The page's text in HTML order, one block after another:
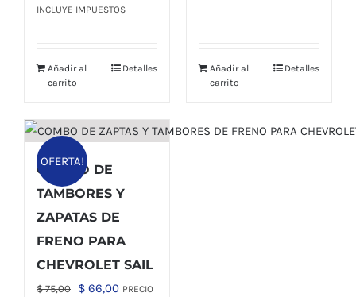
precio
$ 41,00.
precio
$ 35,00.
INCLUYE IMPUESTOS
Añadir al
carrito
Detalles
Añadir al
carrito
Detalles
OFERTA!
COMBO DE
TAMBORES Y
ZAPATAS DE
FRENO PARA
CHEVROLET SAIL
$75,00
El
$ 66,00ElPRECIO